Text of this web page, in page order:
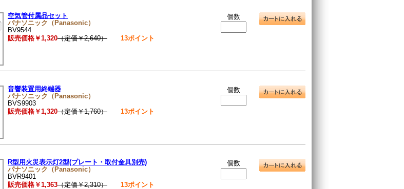
空気管付属品セット
パナソニック（Panasonic）
BV9544
販売価格￥1,320（定価￥2,640） 13ポイント
個数
音響装置用終端器
パナソニック（Panasonic）
BVS9903
販売価格￥1,320（定価￥1,760） 13ポイント
個数
R型用火災表示灯2型(プレート・取付金具別売)
パナソニック（Panasonic）
BVR9401
販売価格￥1,363（定価￥2,310） 13ポイント
個数